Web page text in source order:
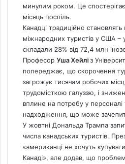
минулим роком. Це
місяць поспіль.
Канадці традиційно
міжнародних туристів у США –
складали 28% від 72,4 млн
Професор Уша Хейліз
попереджає, що скорочення
загрожує тисячам робочих
трудомісткою галуззю, і
вплине на потребу у персоналі
надходження, що може
У жовтні Дональда Трампа
числа канадських туристів.
«американці не хочуть
Канаді», але додав, що